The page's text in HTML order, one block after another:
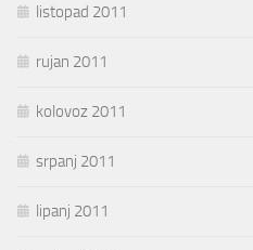
listopad 2011
rujan 2011
kolovoz 2011
srpanj 2011
lipanj 2011